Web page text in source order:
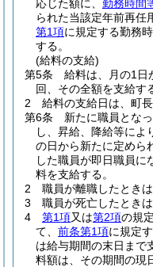
応じた額に、 勤務時間
られた当該定年前再任
第1項に規定する勤務
する。
(給料の支給)
第5条
給料は、月の1日
回、その全額を支給す
2
給料の支給日は、町
第6条
新たに職員とな
し、昇給、降給等によ
の日から新たに定めら
した職員が即日職員に
料を支給する。
2
職員が離職したとき
3
職員が死亡したとき
4
第1項又は第2項の規
て、 前条第1項に規定
は給与期間の末日まで
料額は、その期間の現